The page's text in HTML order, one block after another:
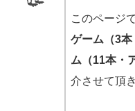
このページ
ゲーム（3
ム（11本・
介させて頂